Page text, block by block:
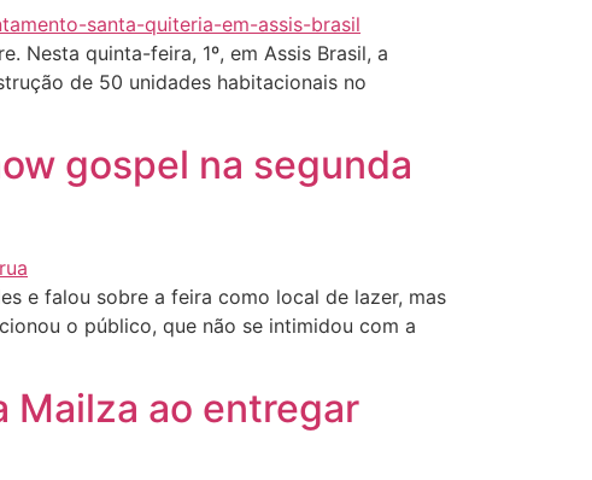
Nesta quinta-feira, 1º, em Assis Brasil, a
de 50 unidades habitacionais no
gospel na segunda
e falou sobre a feira como local de lazer, mas
o público, que não se intimidou com a
Mailza ao entregar